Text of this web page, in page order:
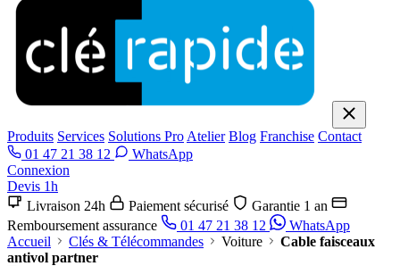
Produits Services Solutions Pro Atelier Blog Franchise Contact
01 47 21 38 12
WhatsApp
Connexion
Devis 1h
Livraison 24h
Paiement sécurisé
Garantie 1 an
Remboursement assurance
01 47 21 38 12
WhatsApp
Accueil
Clés & Télécommandes Voiture
Cable faisceaux
antivol partner